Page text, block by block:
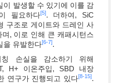
이 발생할 수 있기에 이를 감
필요하다[5]. 더하여, SiC
구조로 게이트와 드레인 사
, 이로 인해 큰 캐패시턴스
을 유발한다[6-7].
손실을 감소하기 위해
H+ 이온주입, SBD 내장
연구가 진행되고 있다[8-15].